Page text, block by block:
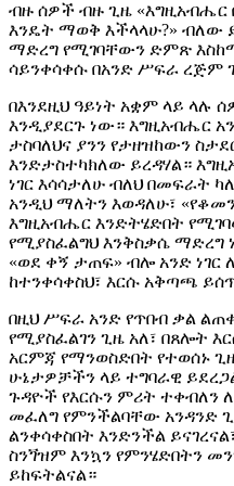
ብዙ ሰዎች ብዙ ጊዜ «እግዚአብሔር
እንዴት ማወቅ እችላላሁ?» ብለው
ማድረግ የሚገባቸውን ድምጽ
ሳይንቀሳቀሱ በአንድ ሥፍራ ረጅም
በእንደዚህ ዓይነት አቋም ላይ ላሉ
እንዲያደርጉ ነው። እግዚአብሔር
ታስባለህና ያንን የታዘዝከውን
እንድታስተካክለው ይረዳሃል።
ነገር እሳሳታለሁ ብለህ በመፍራት
አንዲህ ማለትን እወዳለሁ፣
እግዚአብሔር እንድትሄድበት
የሚያስፈልግህ እንቅስቃሴ ማድረግ
«ወደ ቀኝ ታጠፍ» ብሎ አንድ ነገር
ከተንቀሳቀስህ፣ እርሱ አቅጣጫ
በዚህ ሥፍራ አንድ የጥበብ ቃል
የሚያስፈልገን ጊዜ አለ፣ በጸሎት
አርምጃ የማንወስድበት የተወሰኑ
ሁኔታዎቻችን ላይ ተግባራዊ
ጉዳዮች የእርሱን ምሪት ተቀብለን
መፈለግ የምንችልባቸው አንዳንድ
ልንቀሳቀስበት እንድንችል
ስንጘዝም እንኳን የምንሄድበትን
ይከፍትልናል።